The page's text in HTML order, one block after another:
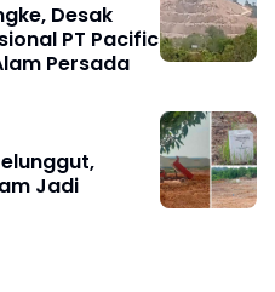
Desak
PT Pacific
Persada
Jadi